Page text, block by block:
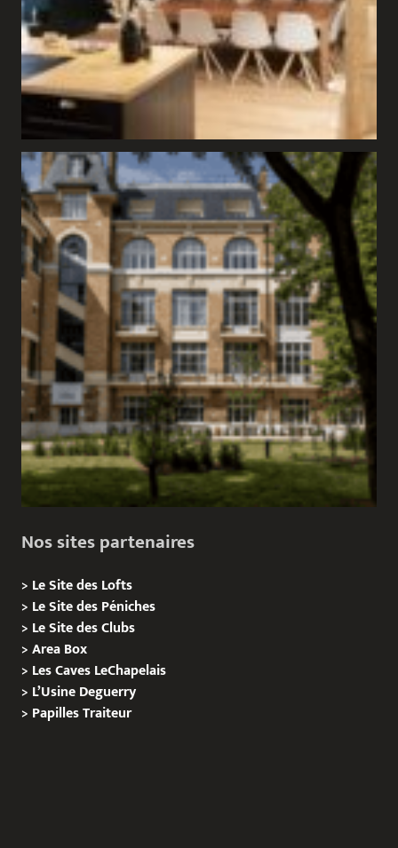
Nos sites partenaires
> Le Site des Lofts
> Le Site des Péniches
> Le Site des Clubs
>Area Box
> Les Caves LeChapelais
> L’Usine Deguerry
> PapillesTraiteur